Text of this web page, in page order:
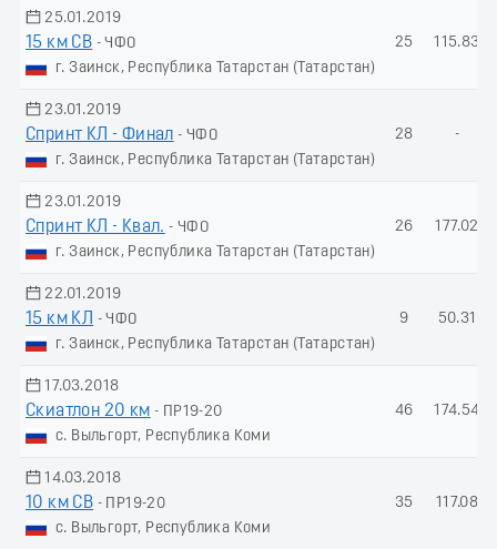
25.01.2019
15 км СВ - ЧФО
г. Заинск, Республика Татарстан (Татарстан)
25 115.83
23.01.2019
Спринт КЛ - Финал - ЧФО
г. Заинск, Республика Татарстан (Татарстан)
28 -
23.01.2019
Спринт КЛ - Квал. - ЧФО
г. Заинск, Республика Татарстан (Татарстан)
26 177.02
22.01.2019
15 км КЛ
- ЧФО
г. Заинск, Республика Татарстан (Татарстан)
9 50.31
17.03.2018
Скиатлон 20 км - ПР19-20
с. Выльгорт, Республика Коми
46 174.54
14.03.2018
10 км СВ - ПР19-20
с. Выльгорт, Республика Коми
35 117.08